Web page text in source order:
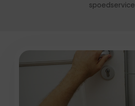
spoedservice